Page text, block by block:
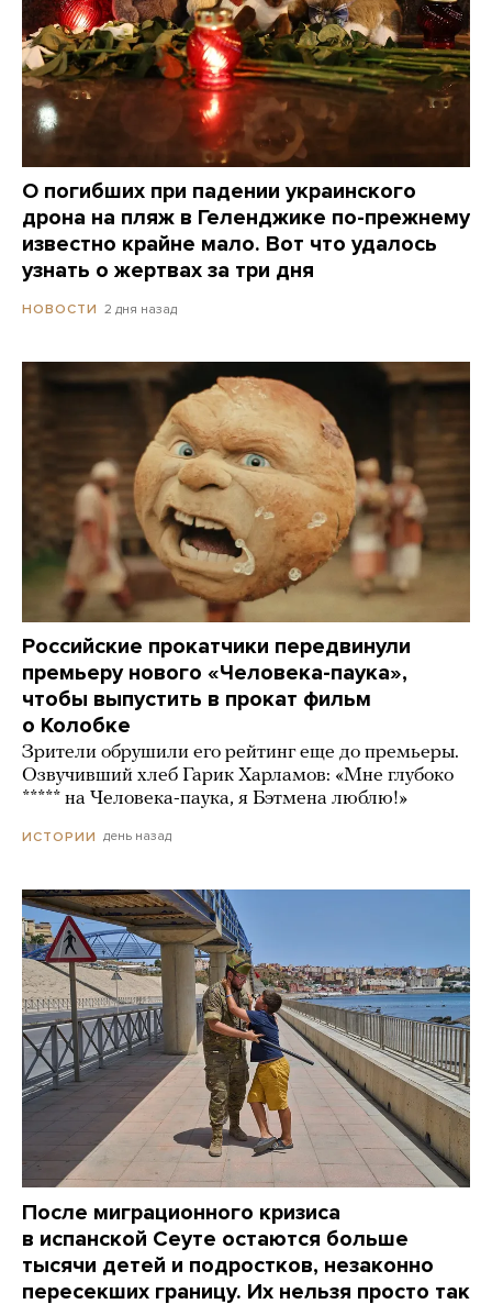
О погибших при падении украинского
дрона на пляж в Геленджике по-прежнему
известно крайне мало. Вот что удалось
узнать о жертвах за три дня
НОВОСТИ 2 дня назад
Российские прокатчики передвинули
премьеру нового «Человека-паука»,
чтобы выпустить в прокат фильм
о Колобке
Зрители обрушили его рейтинг еще до премьеры.
Озвучивший хлеб Гарик Харламов: «Мне глубоко
***** на Человека-паука, я Бэтмена люблю!»
ИСТОРИИ день назад
После миграционного кризиса
в испанской Сеуте остаются больше
тысячи детей и подростков, незаконно
пересекших границу. Их нельзя просто так